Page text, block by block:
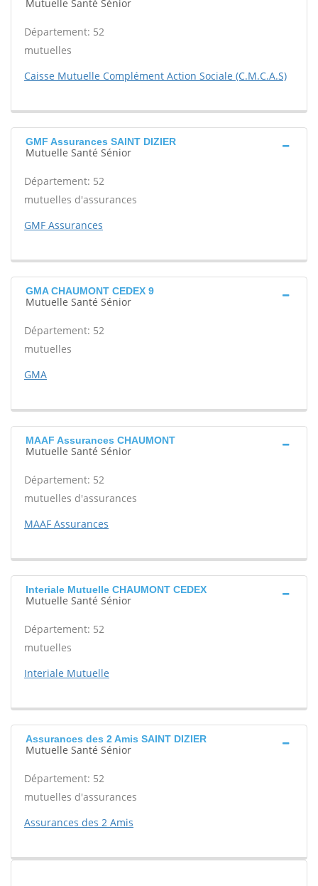
Mutuelle Santé Sénior
Département: 52
mutuelles
Caisse Mutuelle Complément Action Sociale (C.M.C.A.S)
GMF Assurances SAINT DIZIER
Mutuelle Santé Sénior
Département: 52
mutuelles d'assurances
GMF Assurances
GMA CHAUMONT CEDEX 9
Mutuelle Santé Sénior
Département: 52
mutuelles
GMA
MAAF Assurances CHAUMONT
Mutuelle Santé Sénior
Département: 52
mutuelles d'assurances
MAAF Assurances
Interiale Mutuelle CHAUMONT CEDEX
Mutuelle Santé Sénior
Département: 52
mutuelles
Interiale Mutuelle
Assurances des 2 Amis SAINT DIZIER
Mutuelle Santé Sénior
Département: 52
mutuelles d'assurances
Assurances des 2 Amis